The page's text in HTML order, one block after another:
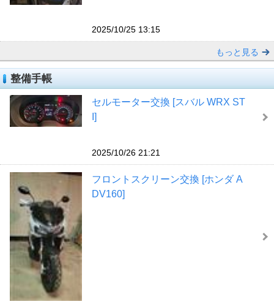
2025/10/25 13:15
もっと見る
整備手帳
セルモーター交換 [スバル WRX ST
I]
2025/10/26 21:21
フロントスクリーン交換 [ホンダ A
DV160]